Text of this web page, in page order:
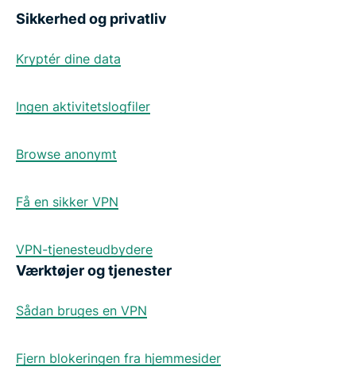
Sikkerhed og privatliv
Kryptér dine data
Ingen aktivitetslogfiler
Browse anonymt
Få en sikker VPN
VPN-tjenesteudbydere
Værktøjer og tjenester
Sådan bruges en VPN
Fjern blokeringen fra hjemmesider